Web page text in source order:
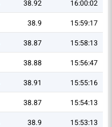
16:00:02
38.92
15:59:17
38.9
15:58:13
38.87
15:56:47
38.88
15:55:16
38.91
15:54:13
38.87
15:53:13
38.9